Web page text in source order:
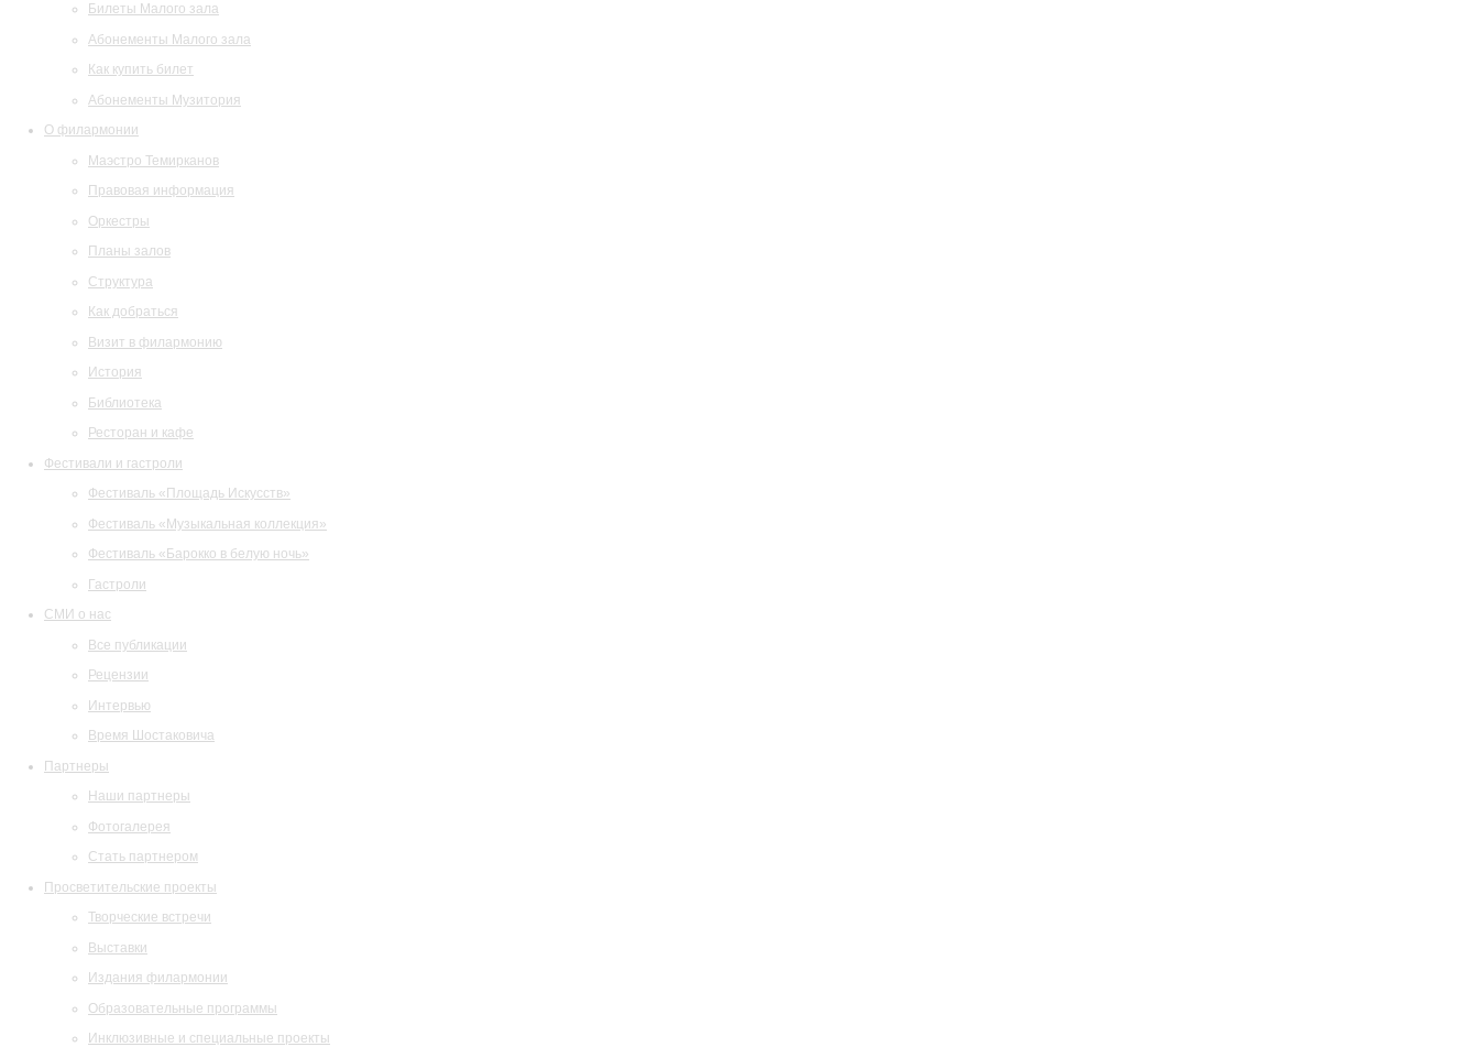
Билеты Малого зала
Абонементы Малого зала
Как купить билет
Абонементы Музитория
О филармонии
Маэстро Темирканов
Правовая информация
Оркестры
Планы залов
Структура
Как добраться
Визит в филармонию
История
Библиотека
Ресторан и кафе
Фестивали и гастроли
Фестиваль «Площадь Искусств»
Фестиваль «Музыкальная коллекция»
Фестиваль «Барокко в белую ночь»
Гастроли
СМИ о нас
Все публикации
Рецензии
Интервью
Время Шостаковича
Партнеры
Наши партнеры
Фотогалерея
Стать партнером
Просветительские проекты
Творческие встречи
Выставки
Издания филармонии
Образовательные программы
Инклюзивные и специальные проекты